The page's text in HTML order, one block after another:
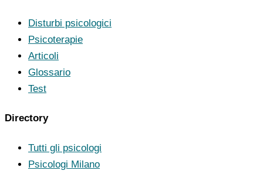
Disturbi psicologici
Psicoterapie
Articoli
Glossario
Test
Directory
Tutti gli psicologi
Psicologi Milano